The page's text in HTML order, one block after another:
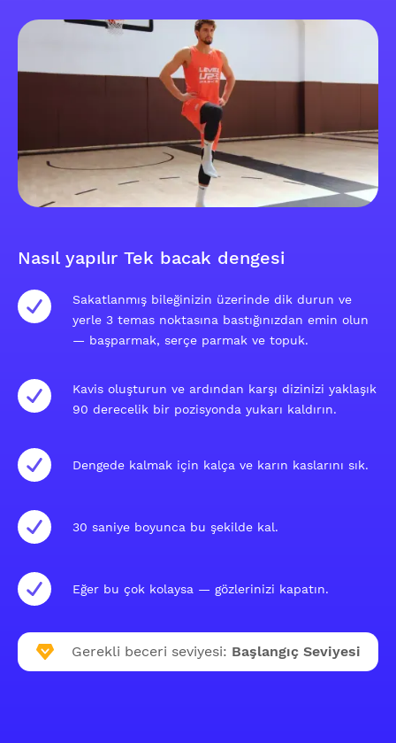
Nasıl yapılır Tek bacak dengesi
Sakatlanmış bileğinizin üzerinde dik durun ve
yerle 3 temas noktasına bastığınızdan emin olun
— başparmak, serçe parmak ve topuk.
Kavis oluşturun ve ardından karşı dizinizi yaklaşık
90 derecelik bir pozisyonda yukarı kaldırın.
Dengede kalmak için kalça ve karın kaslarını sık.
30 saniye boyunca bu şekilde kal.
Eğer bu çok kolaysa — gözlerinizi kapatın.
Gerekli beceri seviyesi: Başlangıç Seviyesi